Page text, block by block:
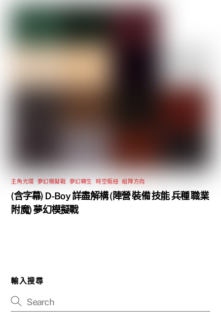
主角光環 夢幻模擬戰 夢幻轉生 ,時空樞紐 ,組隊方向
(含字幕) D-Boy 詳盡解構 (陣營 裝備 技能 兵種 職業
附魔) 夢幻模擬戰
輸入搜尋